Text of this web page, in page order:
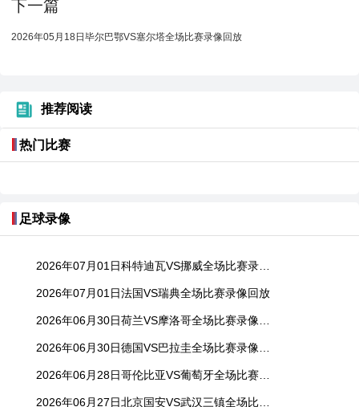
下一篇
2026年05月18日毕尔巴鄂VS塞尔塔全场比赛录像回放
推荐阅读
热门比赛
足球录像
2026年07月01日科特迪瓦VS挪威全场比赛录像回放
2026年07月01日法国VS瑞典全场比赛录像回放
2026年06月30日荷兰VS摩洛哥全场比赛录像回放
2026年06月30日德国VS巴拉圭全场比赛录像回放
2026年06月28日哥伦比亚VS葡萄牙全场比赛录像回放
2026年06月27日北京国安VS武汉三镇全场比赛录像回放